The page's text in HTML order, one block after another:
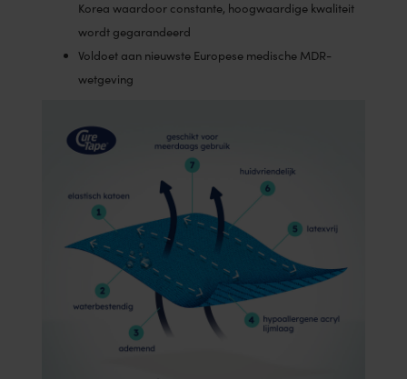
Korea waardoor constante, hoogwaardige kwaliteit
wordt gegarandeerd
Voldoet aan nieuwste Europese medische MDR-
wetgeving